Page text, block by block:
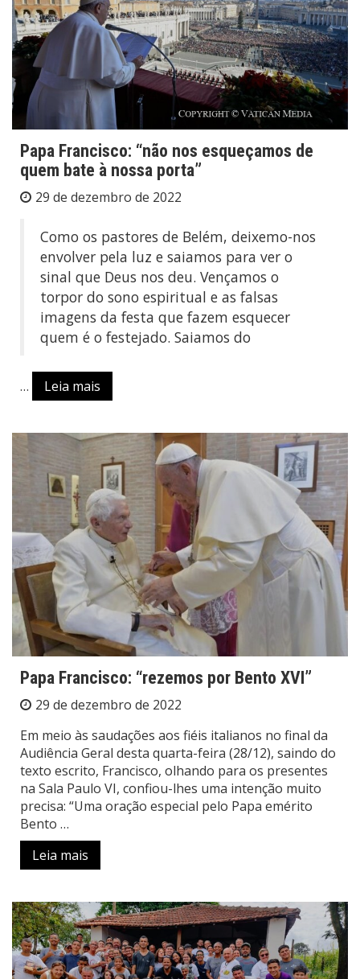
Papa Francisco: “não nos esqueçamos de
quem bate à nossa porta”
29 de dezembro de 2022
Como os pastores de Belém, deixemo-nos
envolver pela luz e saiamos para ver o
sinal que Deus nos deu. Vençamos o
torpor do sono espiritual e as falsas
imagens da festa que fazem esquecer
quem é o festejado. Saiamos do
… Leia mais
Papa Francisco: “rezemos por Bento XVI”
29 de dezembro de 2022
Em meio às saudações aos fiéis italianos no final da
Audiência Geral desta quarta-feira (28/12), saindo do
texto escrito, Francisco, olhando para os presentes
na Sala Paulo VI, confiou-lhes uma intenção muito
precisa: “Uma oração especial pelo Papa emérito
Bento …
Leia mais